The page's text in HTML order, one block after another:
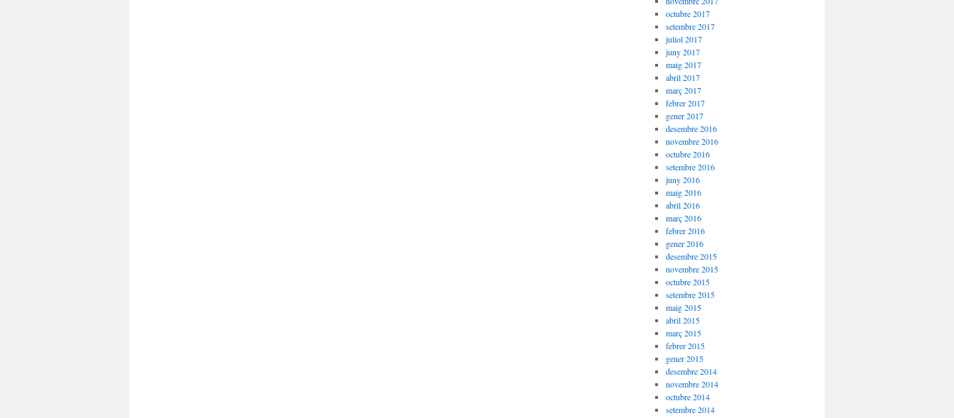
octubre 2017
setembre 2017
juliol 2017
juny 2017
maig 2017
abril 2017
març 2017
febrer 2017
gener 2017
desembre 2016
novembre 2016
octubre 2016
setembre 2016
juny 2016
maig 2016
abril 2016
març 2016
febrer 2016
gener 2016
desembre 2015
novembre 2015
octubre 2015
setembre 2015
maig 2015
abril 2015
març 2015
febrer 2015
gener 2015
desembre 2014
novembre 2014
octubre 2014
setembre 2014